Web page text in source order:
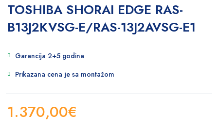
TOSHIBA SHORAI EDGE RAS-
B13J2KVSG-E/RAS-13J2AVSG-E1
Garancija 2+5 godina
Prikazana cena je sa montažom
1.370,00€